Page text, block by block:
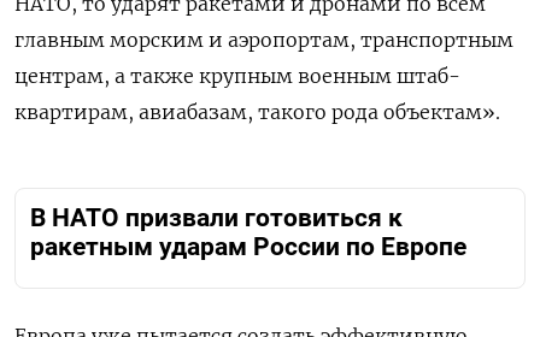
главным морским и аэропортам, транспортным
центрам, а также крупным военным штаб-
квартирам, авиабазам, такого рода объектам».
В НАТО призвали готовиться к
ракетным ударам России по Европе